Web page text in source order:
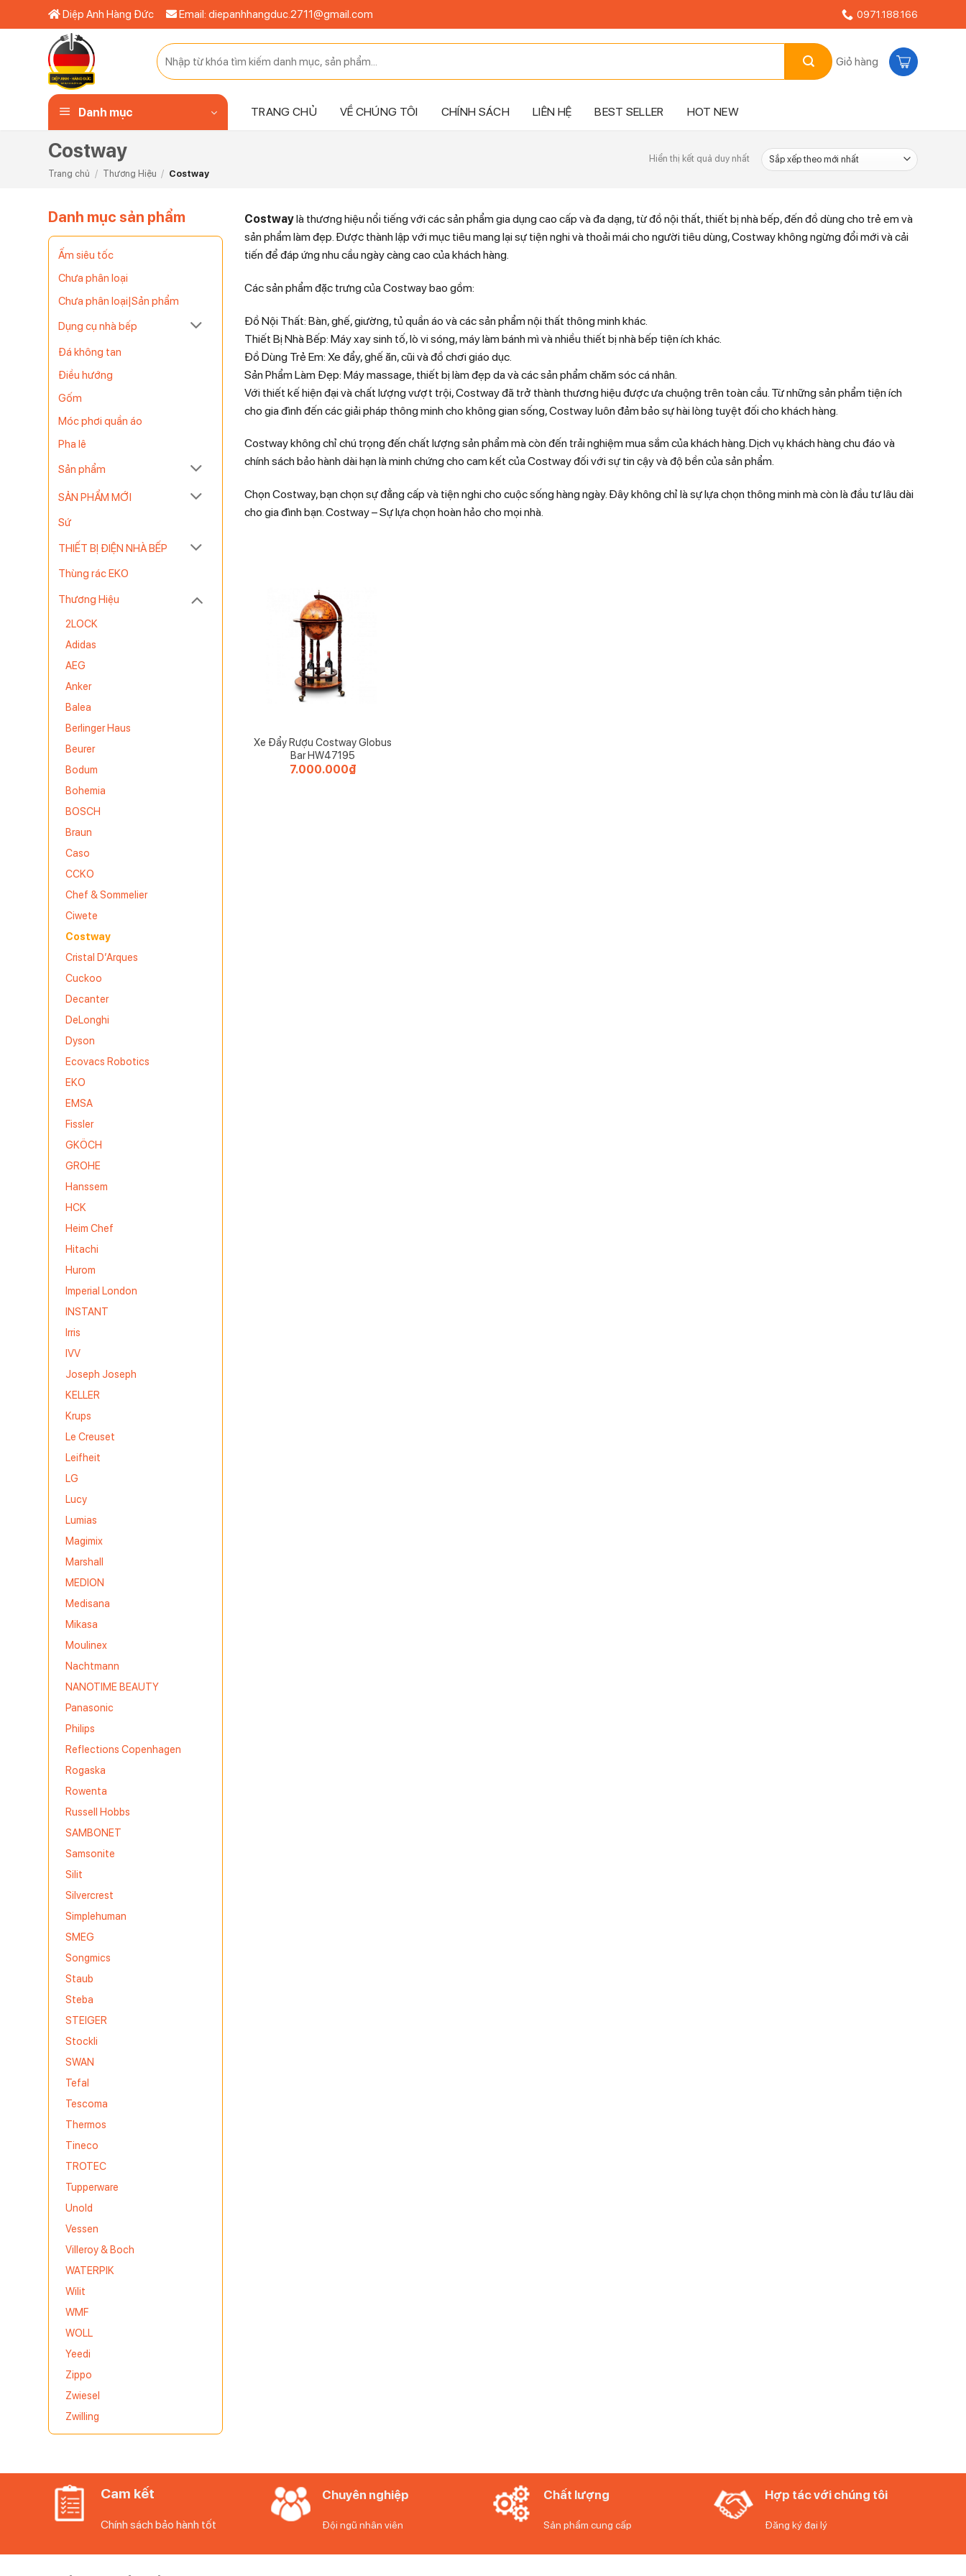
qua
Diệp Anh Hàng Đức Email: diepanhhangduc.2711@gmail.com 0971.188.166
Tìm
kiếm:
Giỏ hàng
Danh mục TRANG CHỦ VỀ CHÚNG TÔI CHÍNH SÁCH LIÊN HỆ BEST SELLER HOT NEW
Costway
Trang chủ / Thương Hiệu / Costway
Hiển thị kết quả duy nhất
Danh mục sản phẩm
Ấm siêu tốc
Chưa phân loại
Chưa phân loại|Sản phẩm
Dụng cụ nhà bếp
Đá không tan
Điều hướng
Gốm
Móc phơi quần áo
Pha lê
Sản phẩm
SẢN PHẨM MỚI
Sứ
THIẾT BỊ ĐIỆN NHÀ BẾP
Thùng rác EKO
Thương Hiệu
2LOCK
Adidas
AEG
Anker
Balea
Berlinger Haus
Beurer
Bodum
Bohemia
BOSCH
Braun
Caso
CCKO
Chef & Sommelier
Ciwete
Costway
Cristal D’Arques
Cuckoo
Decanter
DeLonghi
Dyson
Ecovacs Robotics
EKO
EMSA
Fissler
GKÖCH
GROHE
Hanssem
HCK
Heim Chef
Hitachi
Hurom
Imperial London
INSTANT
Irris
IVV
Joseph Joseph
KELLER
Krups
Le Creuset
Leifheit
LG
Lucy
Lumias
Magimix
Marshall
MEDION
Medisana
Mikasa
Moulinex
Nachtmann
NANOTIME BEAUTY
Panasonic
Philips
Reflections Copenhagen
Rogaska
Rowenta
Russell Hobbs
SAMBONET
Samsonite
Silit
Silvercrest
Simplehuman
SMEG
Songmics
Staub
Steba
STEIGER
Stockli
SWAN
Tefal
Tescoma
Thermos
Tineco
TROTEC
Tupperware
Unold
Vessen
Villeroy & Boch
WATERPIK
Wilit
WMF
WOLL
Yeedi
Zippo
Zwiesel
Zwilling
Costwaylà thương hiệu nổi tiếng với các sản phẩm gia dụng cao cấp và đa dạng, từ đồ nội thất, thiết bị nhà bếp, đến đồ dùng cho trẻ em và
sản phẩm làm đẹp. Được thành lập với mục tiêu mang lại sự tiện nghi và thoải mái cho người tiêu dùng, Costway không ngừng đổi mới và cải
tiến để đáp ứng nhu cầu ngày càng cao của khách hàng.
Các sản phẩm đặc trưng của Costway bao gồm:
Đồ Nội Thất: Bàn, ghế, giường, tủ quần áo và các sản phẩm nội thất thông minh khác.
Thiết Bị Nhà Bếp: Máy xay sinh tố, lò vi sóng, máy làm bánh mì và nhiều thiết bị nhà bếp tiện ích khác.
Đồ Dùng Trẻ Em: Xe đẩy, ghế ăn, cũi và đồ chơi giáo dục.
Sản Phẩm Làm Đẹp: Máy massage, thiết bị làm đẹp da và các sản phẩm chăm sóc cá nhân.
Với thiết kế hiện đại và chất lượng vượt trội, Costway đã trở thành thương hiệu được ưa chuộng trên toàn cầu. Từ những sản phẩm tiện ích
cho gia đình đến các giải pháp thông minh cho không gian sống, Costway luôn đảm bảo sự hài lòng tuyệt đối cho khách hàng.
Costway không chỉ chú trọng đến chất lượng sản phẩm mà còn đến trải nghiệm mua sắm của khách hàng. Dịch vụ khách hàng chu đáo và
chính sách bảo hành dài hạn là minh chứng cho cam kết của Costway đối với sự tin cậy và độ bền của sản phẩm.
Chọn Costway, bạn chọn sự đẳng cấp và tiện nghi cho cuộc sống hàng ngày. Đây không chỉ là sự lựa chọn thông minh mà còn là đầu tư lâu dài
cho gia đình bạn. Costway – Sự lựa chọn hoàn hảo cho mọi nhà.
Xe Đẩy Rượu Costway Globus
Bar HW47195
7.000.000₫
Cam kết
Chính sách bảo hành tốt
Chuyên nghiệp
Đội ngũ nhân viên
Chất lượng
Sản phẩm cung cấp
Hợp tác với chúng tôi
Đăng ký đại lý